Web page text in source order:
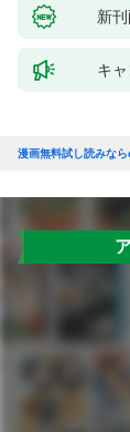
新
キ
漫画無料試し読みなら